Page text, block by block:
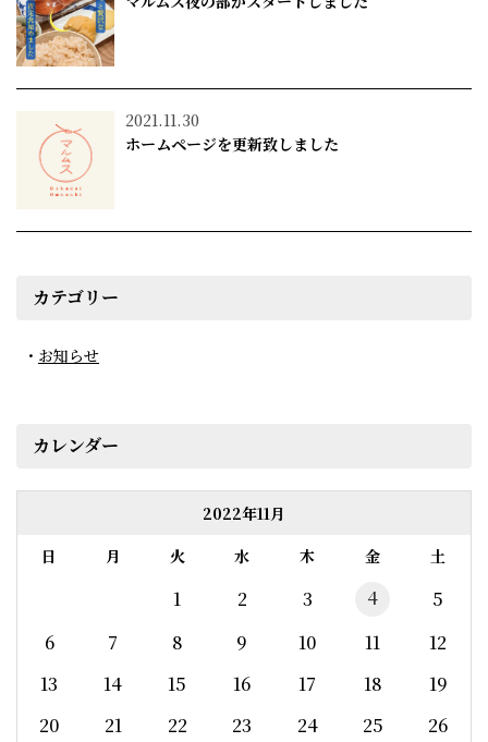
2021.11.30
ホームページを更新致しました
カテゴリー
お知らせ
カレンダー
2022年11月
日
月 火 水 木 金 土
1 2 3 4
5
6
7 8 9 10 11
12
13
14 15 16 17 18
19
20
21 22 23 24 25
26